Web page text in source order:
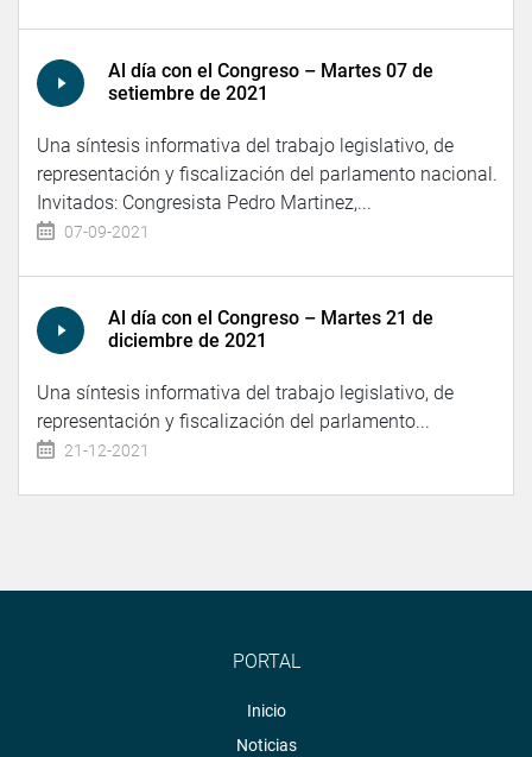
Al día con el Congreso – Martes 07 de
setiembre de 2021
Una síntesis informativa del trabajo legislativo, de
representación y fiscalización del parlamento nacional.
Invitados: Congresista Pedro Martinez,...
07-09-2021
Al día con el Congreso – Martes 21 de
diciembre de 2021
Una síntesis informativa del trabajo legislativo, de
representación y fiscalización del parlamento...
21-12-2021
PORTAL
Inicio
Noticias